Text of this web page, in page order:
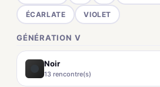
ÉCARLATE VIOLET
GÉNÉRATION V
Noir
13 rencontre(s)